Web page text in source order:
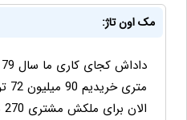
مک اون تاژ: